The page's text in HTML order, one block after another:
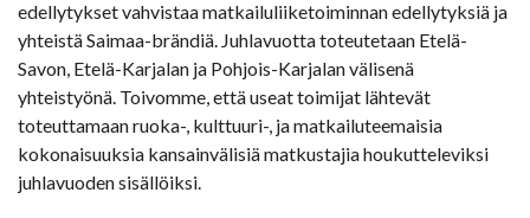
edellytykset vahvistaa matkailuliiketoiminnan edellytyksiä ja
yhteistä Saimaa-brändiä. Juhlavuotta toteutetaan Etelä-
Savon, Etelä-Karjalan ja Pohjois-Karjalan välisenä
yhteistyönä. Toivomme, että useat toimijat lähtevät
toteuttamaan ruoka-, kulttuuri-, ja matkailuteemaisia
kokonaisuuksia kansainvälisiä matkustajia houkutteleviksi
juhlavuoden sisällöiksi.